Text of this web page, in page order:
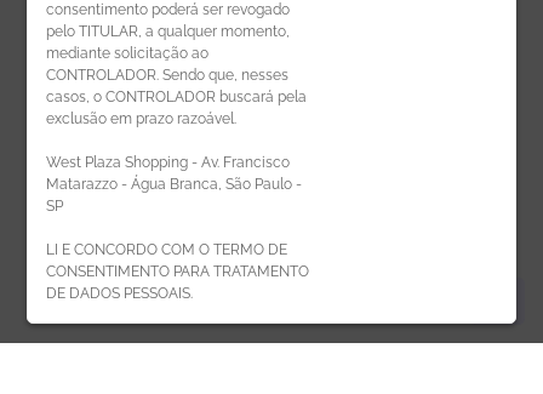
consentimento poderá ser revogado
pelo TITULAR, a qualquer momento,
mediante solicitação ao
CONTROLADOR. Sendo que, nesses
casos, o CONTROLADOR buscará pela
exclusão em prazo razoável.
West Plaza Shopping - Av. Francisco
Matarazzo - Água Branca, São Paulo -
SP
LI E CONCORDO COM O TERMO DE
CONSENTIMENTO PARA TRATAMENTO
DE DADOS PESSOAIS.